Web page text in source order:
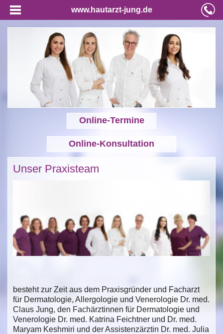
www.hautarzt-jung.de
Online-Termine
Online-Konsultation
Unser Praxisteam
besteht zur Zeit aus dem Praxisgründer und Facharzt
für Dermatologie, Allergologie und Venerologie Dr. med.
Claus Jung, den Fachärztinnen für Dermatologie und
Venerologie Dr. med. Katrina Feichtner und Dr. med.
Maryam Keshmiri und der Assistenzärztin Dr. med. Julia